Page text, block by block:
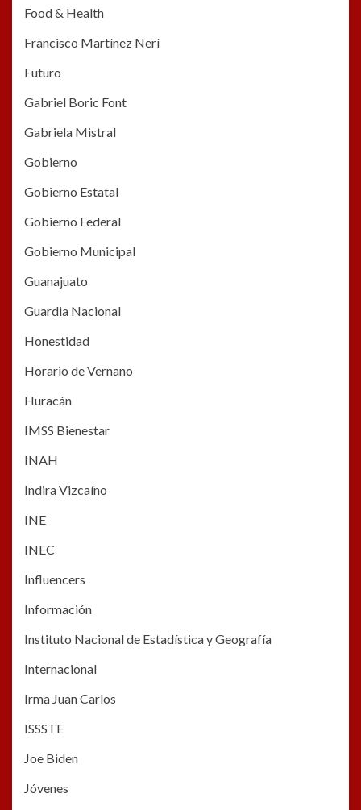
Food & Health
Francisco Martínez Nerí
Futuro
Gabriel Boric Font
Gabriela Mistral
Gobierno
Gobierno Estatal
Gobierno Federal
Gobierno Municipal
Guanajuato
Guardia Nacional
Honestidad
Horario de Vernano
Huracán
IMSS Bienestar
INAH
Indira Vizcaíno
INE
INEC
Influencers
Información
Instituto Nacional de Estadística y Geografía
Internacional
Irma Juan Carlos
ISSSTE
Joe Biden
Jóvenes